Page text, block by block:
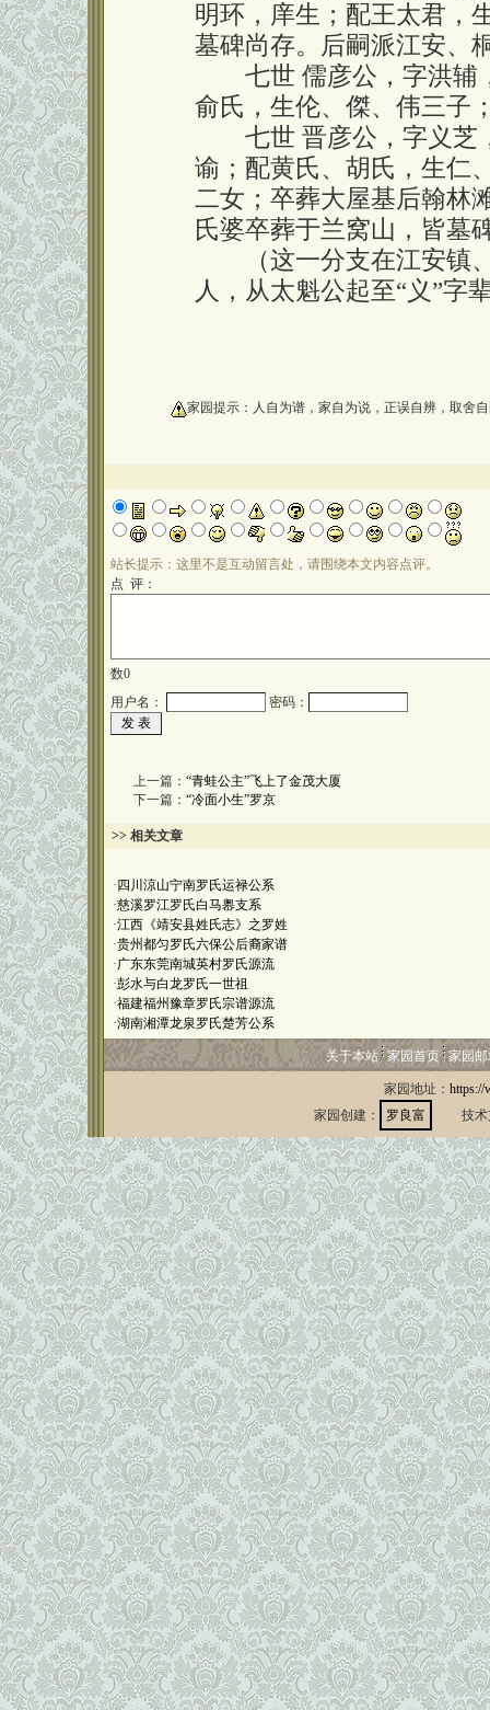
明环，庠生；配王太君，
墓碑尚存。后嗣派江安、
七世 儒彦公，字洪辅
俞氏，生伦、傑、伟三子
七世 晋彦公，字义芝
谕；配黄氏、胡氏，生仁
二女；卒葬大屋基后翰林
氏婆卒葬于兰窝山，皆墓
（这一分支在江安镇、
人，从太魁公起至“义”字
家园提示：人自为谱，家自为说，正误自辨，取舍
站长提示：这里不是互动留言处，请围绕本文内容点评。
点 评：
数0
用户名：
密码：
上一篇： “青蛙公主”飞上了金茂大厦
下一篇： “冷面小生”罗京
>> 相关文章
· 四川涼山宁南罗氏运禄公系
·慈溪罗江罗氏白马嶴支系
·江西《靖安县姓氏志》之罗姓
·贵州都匀罗氏六保公后裔家谱
·广东东莞南城英村罗氏源流
·彭水与白龙罗氏一世祖
·福建福州豫章罗氏宗谱源流
·湖南湘潭龙泉罗氏楚芳公系
关于本站 家园首页 家园
家园地址： https://
家园创建：
罗良富 技术